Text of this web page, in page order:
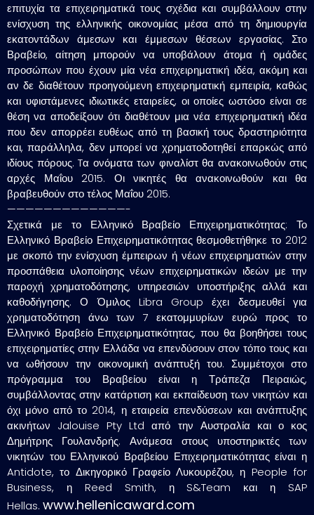
επιτυχία τα επιχειρηματικά τους σχέδια και συμβάλλουν στην
ενίσχυση της ελληνικής οικονομίας μέσα από τη δημιουργία
εκατοντάδων άμεσων και έμμεσων θέσεων εργασίας. Στο
Βραβείο, αίτηση μπορούν να υποβάλουν άτομα ή ομάδες
προσώπων που έχουν μία νέα επιχειρηματική ιδέα, ακόμη και
αν δε διαθέτουν προηγούμενη επιχειρηματική εμπειρία, καθώς
και υφιστάμενες ιδιωτικές εταιρείες, οι οποίες ωστόσο είναι σε
θέση να αποδείξουν ότι διαθέτουν μια νέα επιχειρηματική ιδέα
που δεν απορρέει ευθέως από τη βασική τους δραστηριότητα
και, παράλληλα, δεν μπορεί να χρηματοδοτηθεί επαρκώς από
ιδίους πόρους. Tα ονόματα των φιναλίστ θα ανακοινωθούν στις
αρχές Μαΐου 2015. Οι νικητές θα ανακοινωθούν και θα
βραβευθούν στο τέλος Μαΐου 2015.
—————————————-
Σχετικά με το Ελληνικό Βραβείο Επιχειρηματικότητας: Το
Ελληνικό Βραβείο Επιχειρηματικότητας θεσμοθετήθηκε το 2012
με σκοπό την ενίσχυση έμπειρων ή νέων επιχειρηματιών στην
προσπάθεια υλοποίησης νέων επιχειρηματικών ιδεών με την
παροχή χρηματοδότησης, υπηρεσιών υποστήριξης αλλά και
καθοδήγησης. Ο Όμιλος Libra Group έχει δεσμευθεί για
χρηματοδότηση άνω των 7 εκατομμυρίων ευρώ προς το
Ελληνικό Βραβείο Επιχειρηματικότητας, που θα βοηθήσει τους
επιχειρηματίες στην Ελλάδα να επενδύσουν στον τόπο τους και
να ωθήσουν την οικονομική ανάπτυξή του. Συμμέτοχοι στο
πρόγραμμα του Βραβείου είναι η Τράπεζα Πειραιώς,
συμβάλλοντας στην κατάρτιση και εκπαίδευση των νικητών και
όχι μόνο από το 2014, η εταιρεία επενδύσεων και ανάπτυξης
ακινήτων Jalouise Pty Ltd από την Αυστραλία και ο κος
Δημήτρης Γουλανδρής. Ανάμεσα στους υποστηρικτές των
νικητών του Ελληνικού Βραβείου Επιχειρηματικότητας είναι η
Antidote, το Δικηγορικό Γραφείο Λυκουρέζου, η People for
Business, η Reed Smith, η S&Team και η SAP
Hellas. www.hellenicaward.com